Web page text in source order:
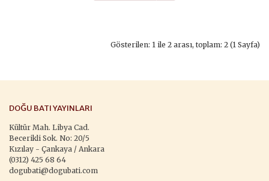
Gösterilen: 1 ile 2 arası, toplam: 2 (1 Sayfa)
DOĞU BATI YAYINLARI
Kültür Mah. Libya Cad.
Becerikli Sok. No: 20/5
Kızılay - Çankaya / Ankara
(0312) 425 68 64
dogubati@dogubati.com